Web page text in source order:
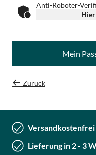
Anti-Roboter-
Mein
Zurück
Versandkostenfrei
Lieferung in 2 - 3